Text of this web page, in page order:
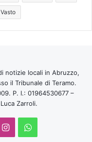
Vasto
notizie locali in Abruzzo,
il Tribunale di Teramo.
P. I.: 01964530677 –
Zarroli.
InstagramWhatsApp